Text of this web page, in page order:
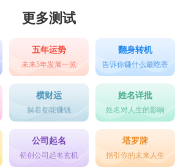
更多测试
五年运势
未来5年发展一览
翻身转机
告诉你赚什么最吃香
横财运
躺着都能赚钱
姓名详批
姓名对人生的影响
公司起名
初创公司起名玄机
塔罗牌
指引你的未来人生